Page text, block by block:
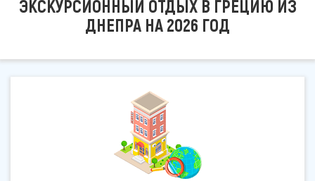
ЭКСКУРСИОННЫЙ ОТДЫХ В ГРЕЦИЮ ИЗ
ДНЕПРА НА 2026 ГОД